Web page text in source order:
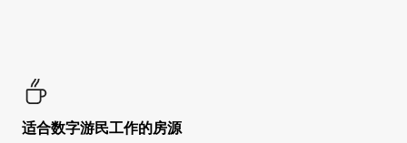
适合数字游民工作的房源